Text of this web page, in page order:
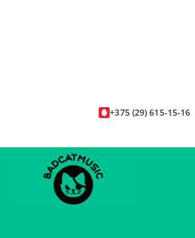
+375 (29) 615-15-16